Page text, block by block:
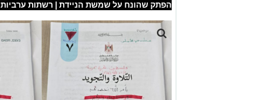
הפתק שהונח על שמשת הניידת | רשתות ערביות